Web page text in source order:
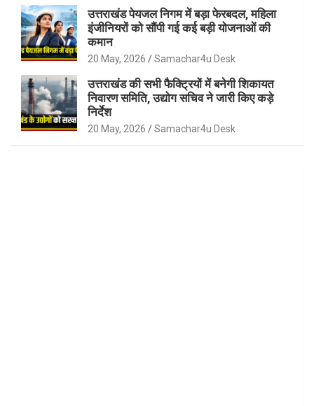
उत्तराखंड पेयजल निगम में बड़ा फेरबदल, महिला
इंजीनियरों को सौंपी गई कई बड़ी योजनाओं की
कमान
20 May, 2026 Samachar4u Desk
उत्तराखंड की सभी फैक्ट्रियों में बनेगी शिकायत
निवारण समिति, उद्योग सचिव ने जारी किए कड़े
निर्देश
20 May, 2026 Samachar4u Desk